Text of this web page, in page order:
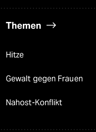
Themen
Hitze
Gewalt gegen Frauen
Nahost-Konflikt